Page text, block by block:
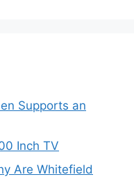
Supports an
Inch TV
Are Whitefield